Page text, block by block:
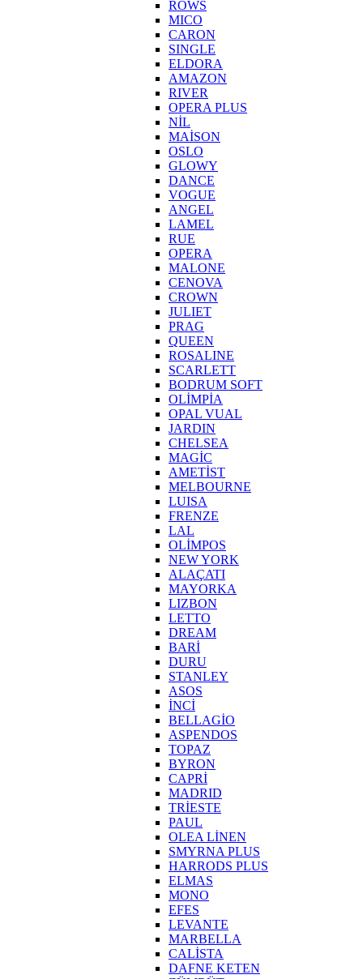
ROWS
MICO
CARON
SINGLE
ELDORA
AMAZON
RIVER
OPERA PLUS
NİL
MAİSON
OSLO
GLOWY
DANCE
VOGUE
ANGEL
LAMEL
RUE
OPERA
MALONE
CENOVA
CROWN
JULIET
PRAG
QUEEN
ROSALINE
SCARLETT
BODRUM SOFT
OLİMPİA
OPAL VUAL
JARDIN
CHELSEA
MAGİC
AMETİST
MELBOURNE
LUISA
FRENZE
LAL
OLİMPOS
NEW YORK
ALAÇATI
MAYORKA
LIZBON
LETTO
DREAM
BARİ
DURU
STANLEY
ASOS
İNCİ
BELLAGİO
ASPENDOS
TOPAZ
BYRON
CAPRİ
MADRID
TRİESTE
PAUL
OLEA LİNEN
SMYRNA PLUS
HARRODS PLUS
ELMAS
MONO
EFES
LEVANTE
MARBELLA
CALİSTA
DAFNE KETEN